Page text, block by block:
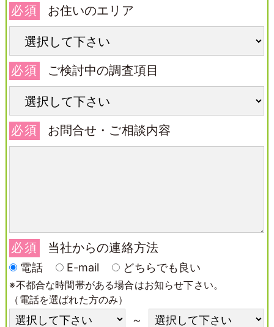
必須 お住いのエリア
必須 ご検討中の調査項目
必須 お問合せ・ご相談内容
必須 当社からの連絡方法
電話 E-mail どちらでも良い
※不都合な時間帯がある場合はお知らせ下さい。
（電話を選ばれた方のみ）
～